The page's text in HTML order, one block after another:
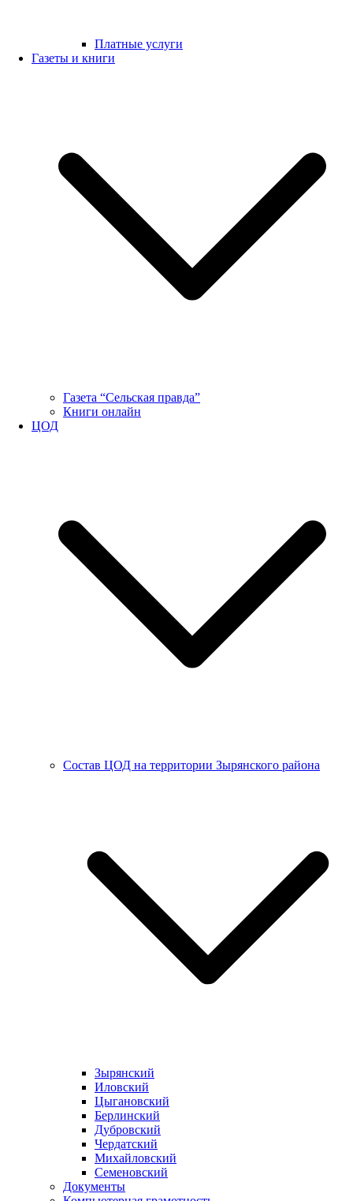
Платные услуги
Газеты и книги
Газета “Сельская правда”
Книги онлайн
ЦОД
Состав ЦОД на территории Зырянского района
Зырянский
Иловский
Цыгановский
Берлинский
Дубровский
Чердатский
Михайловский
Семеновский
Документы